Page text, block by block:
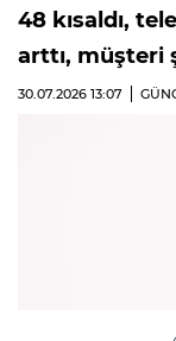
48 kısaldı,
arttı, müşteri
30.07.2026 13:07